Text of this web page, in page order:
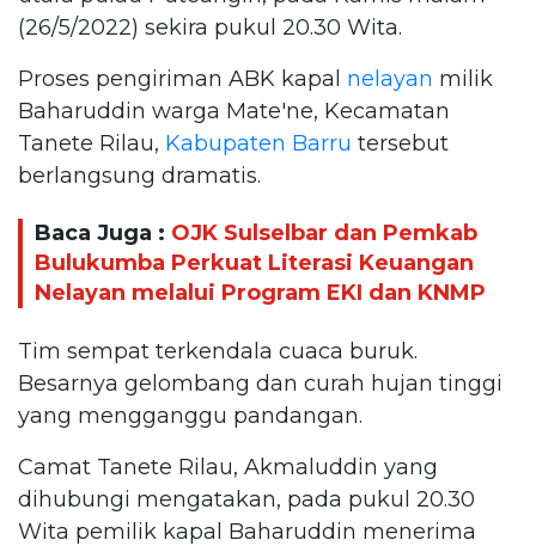
(26/5/2022) sekira pukul 20.30 Wita.
Proses pengiriman ABK kapal nelayan milik
Baharuddin warga Mate'ne, Kecamatan
Tanete Rilau, Kabupaten Barru tersebut
berlangsung dramatis.
Baca Juga : OJK Sulselbar dan Pemkab
Bulukumba Perkuat Literasi Keuangan
Nelayan melalui Program EKI dan KNMP
Tim sempat terkendala cuaca buruk.
Besarnya gelombang dan curah hujan tinggi
yang mengganggu pandangan.
Camat Tanete Rilau, Akmaluddin yang
dihubungi mengatakan, pada pukul 20.30
Wita pemilik kapal Baharuddin menerima